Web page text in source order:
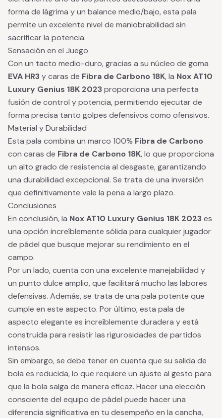
forma de lágrima y un balance medio/bajo, esta pala
permite un excelente nivel de maniobrabilidad sin
sacrificar la potencia.
Sensación en el Juego
Con un tacto medio-duro, gracias a su núcleo de goma
EVA HR3y caras de Fibra de Carbono 18K, la Nox AT10
Luxury Genius 18K 2023proporciona una perfecta
fusión de control y potencia, permitiendo ejecutar de
forma precisa tanto golpes defensivos como ofensivos.
Material y Durabilidad
Esta pala combina un marco 100% Fibra de Carbono
con caras de Fibra de Carbono 18K, lo que proporciona
un alto grado de resistencia al desgaste, garantizando
una durabilidad excepcional. Se trata de una inversión
que definitivamente vale la pena a largo plazo.
Conclusiones
En conclusión, la Nox AT10 Luxury Genius 18K 2023es
una opción increíblemente sólida para cualquier jugador
de pádel que busque mejorar su rendimiento en el
campo.
Por un lado, cuenta con una excelente manejabilidad y
un punto dulce amplio, que facilitará mucho las labores
defensivas. Además, se trata de una pala potente que
cumple en este aspecto. Por último, esta pala de
aspecto elegante es increíblemente duradera y está
construida para resistir las rigurosidades de partidos
intensos.
Sin embargo, se debe tener en cuenta que su salida de
bola es reducida, lo que requiere un ajuste al gesto para
que la bola salga de manera eficaz. Hacer una elección
consciente del equipo de pádel puede hacer una
diferencia significativa en tu desempeño en la cancha,